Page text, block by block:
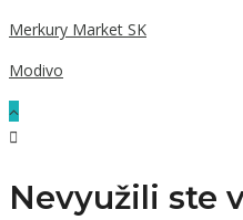
Merkury Market SK
Modivo
Nevyužili ste